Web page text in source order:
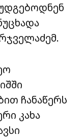
ჩანაწერს
კახა